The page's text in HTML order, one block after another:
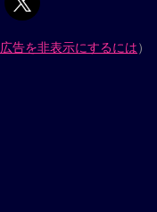
広告を非表示にするには）